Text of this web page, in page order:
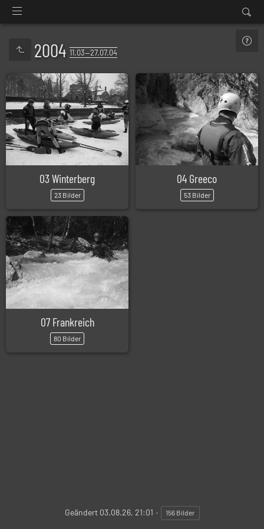
2004 11.03—27.07.04
03 Winterberg
23 Bilder
04 Greeco
53 Bilder
07 Frankreich
80 Bilder
Geändert03.08.26, 21:01 156 Bilder